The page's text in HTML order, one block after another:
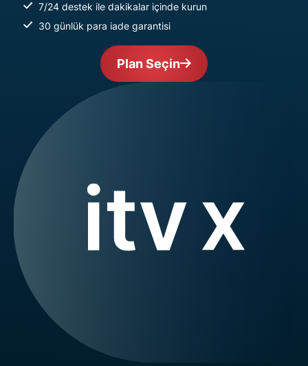
7/24 destek ile dakikalar içinde kurun
30 günlük para iade garantisi
Plan Seçin